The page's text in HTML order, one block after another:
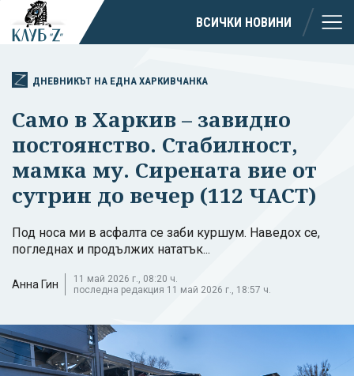
ВСИЧКИ НОВИНИ
ДНЕВНИКЪТ НА ЕДНА ХАРКИВЧАНКА
Само в Харкив – завидно
постоянство. Стабилност,
мамка му. Сирената вие от
сутрин до вечер (112 ЧАСТ)
Под носа ми в асфалта се заби куршум. Наведох се,
погледнах и продължих нататък...
Анна Гин
11 май 2026 г., 08:20 ч.
последна редакция 11 май 2026 г., 18:57 ч.